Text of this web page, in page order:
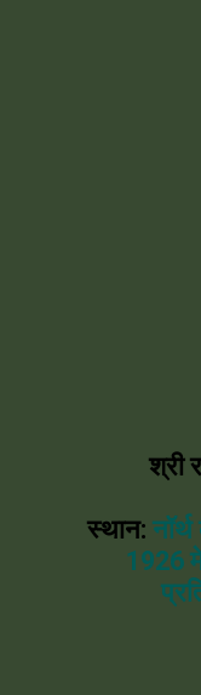
श्री
स्थान:
1926